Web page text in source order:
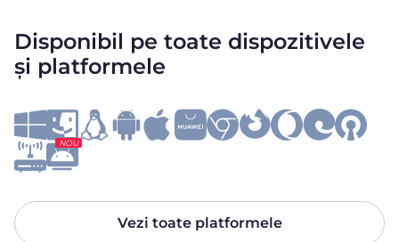
Disponibil pe toate dispozitivele
și platformele
NOU
Vezi toate platformele